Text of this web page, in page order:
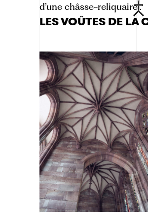
d’une châsse-reliquaire.
LES VOÛTES DE LA